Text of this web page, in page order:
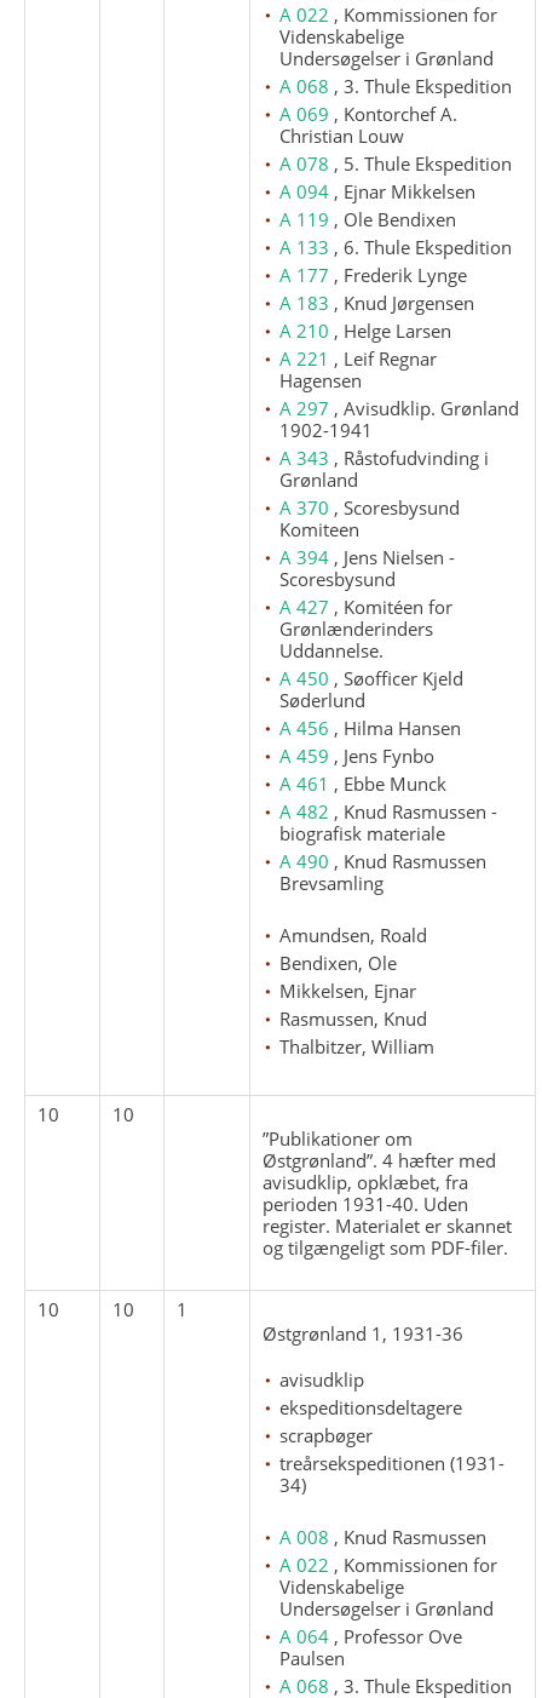
A 022 , Kommissionen for
Videnskabelige
Undersøgelser i Grønland
A 068 , 3. Thule Ekspedition
A 069 , Kontorchef A.
Christian Louw
A 078 , 5. Thule Ekspedition
A 094 , Ejnar Mikkelsen
A 119 , Ole Bendixen
A 133 , 6. Thule Ekspedition
A 177 , Frederik Lynge
A 183 , Knud Jørgensen
A 210 , Helge Larsen
A 221 , Leif Regnar
Hagensen
A 297 , Avisudklip. Grønland
1902-1941
A 343 , Råstofudvinding i
Grønland
A 370 , Scoresbysund
Komiteen
A 394 , Jens Nielsen -
Scoresbysund
A 427 , Komitéen for
Grønlænderinders
Uddannelse.
A 450 , Søofficer Kjeld
Søderlund
A 456 , Hilma Hansen
A 459 , Jens Fynbo
A 461 , Ebbe Munck
A 482 , Knud Rasmussen -
biografisk materiale
A 490 , Knud Rasmussen
Brevsamling
Amundsen, Roald
Bendixen, Ole
Mikkelsen, Ejnar
Rasmussen, Knud
Thalbitzer, William
10
10
”Publikationer om
Østgrønland”. 4 hæfter med
avisudklip, opklæbet, fra
perioden 1931-40. Uden
register. Materialet er skannet
og tilgængeligt som PDF-filer.
10 10
1
Østgrønland 1, 1931-36
avisudklip
ekspeditionsdeltagere
scrapbøger
treårsekspeditionen (1931-
34)
A 008 , Knud Rasmussen
A 022 , Kommissionen for
Videnskabelige
Undersøgelser i Grønland
A 064 , Professor Ove
Paulsen
A 068 , 3. Thule Ekspedition